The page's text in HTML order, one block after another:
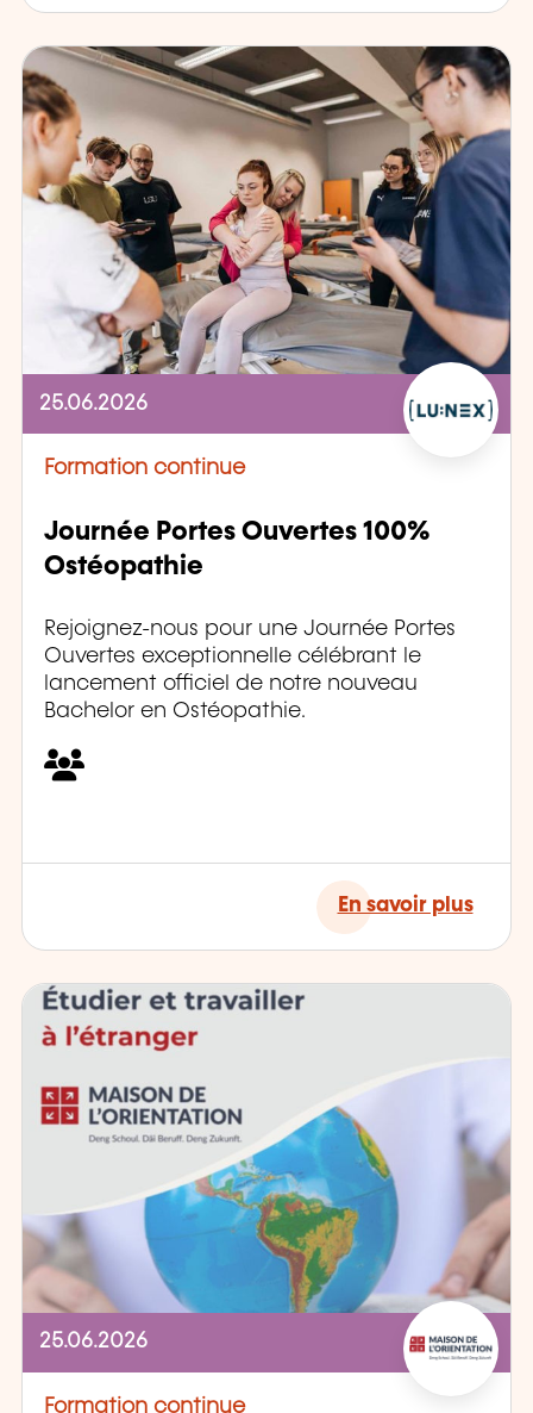
25.06.2026
Formation continue
Journée Portes Ouvertes 100%
Ostéopathie
Rejoignez-nous pour une Journée Portes
Ouvertes exceptionnelle célébrant le
lancement officiel de notre nouveau
Bachelor en Ostéopathie.
En savoir plus
25.06.2026
Formation continue